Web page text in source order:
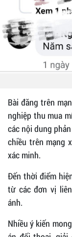
Bài đăng trên
nghiệp thu mua
các nội dung
chiều trên mạng
xác minh.
Đến thời điểm
từ các đơn vị
ánh.
Nhiều ý kiến